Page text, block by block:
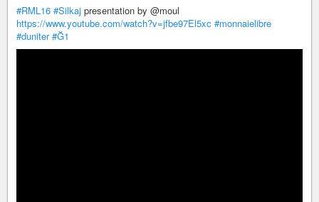
#RML16 #Silkaj presentation by @moul
https://www.youtube.com/watch?v=jfbe97El5xc #monnaielibre
#duniter #Ğ1